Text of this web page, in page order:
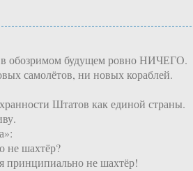
в обозримом будущем ровно НИЧЕГО.
самолётов, ни новых кораблей.
Штатов как единой страны.
не шахтёр?
не шахтёр!